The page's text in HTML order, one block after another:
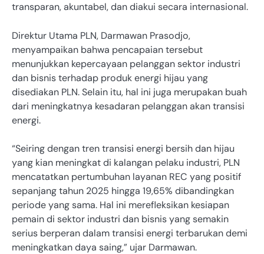
transparan, akuntabel, dan diakui secara internasional.
Direktur Utama PLN, Darmawan Prasodjo,
menyampaikan bahwa pencapaian tersebut
menunjukkan kepercayaan pelanggan sektor industri
dan bisnis terhadap produk energi hijau yang
disediakan PLN. Selain itu, hal ini juga merupakan buah
dari meningkatnya kesadaran pelanggan akan transisi
energi.
“Seiring dengan tren transisi energi bersih dan hijau
yang kian meningkat di kalangan pelaku industri, PLN
mencatatkan pertumbuhan layanan REC yang positif
sepanjang tahun 2025 hingga 19,65% dibandingkan
periode yang sama. Hal ini merefleksikan kesiapan
pemain di sektor industri dan bisnis yang semakin
serius berperan dalam transisi energi terbarukan demi
meningkatkan daya saing,” ujar Darmawan.